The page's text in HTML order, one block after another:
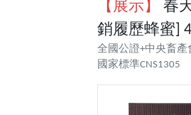
【展示】
春
銷履歷蜂蜜]
全國公證+中央畜
國家標準CNS1305